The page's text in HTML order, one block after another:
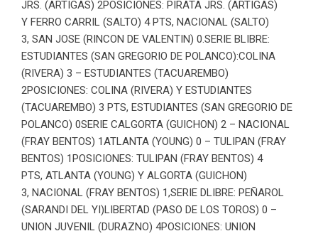
JRS. (ARTIGAS) 2POSICIONES: PIRATA JRS. (ARTIGAS)
Y FERRO CARRIL (SALTO) 4 PTS, NACIONAL (SALTO)
3, SAN JOSE (RINCON DE VALENTIN) 0.SERIE BLIBRE:
ESTUDIANTES (SAN GREGORIO DE POLANCO):COLINA
(RIVERA) 3 – ESTUDIANTES (TACUAREMBO)
2POSICIONES: COLINA (RIVERA) Y ESTUDIANTES
(TACUAREMBO) 3 PTS, ESTUDIANTES (SAN GREGORIO DE
POLANCO) 0SERIE CALGORTA (GUICHON) 2 – NACIONAL
(FRAY BENTOS) 1ATLANTA (YOUNG) 0 – TULIPAN (FRAY
BENTOS) 1POSICIONES: TULIPAN (FRAY BENTOS) 4
PTS, ATLANTA (YOUNG) Y ALGORTA (GUICHON)
3, NACIONAL (FRAY BENTOS) 1,SERIE DLIBRE: PEÑAROL
(SARANDI DEL YI)LIBERTAD (PASO DE LOS TOROS) 0 –
UNION JUVENIL (DURAZNO) 4POSICIONES: UNION